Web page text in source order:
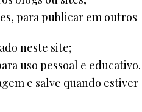
para publicar em outros
neste site;
uso pessoal e educativo.
e salve quando estiver